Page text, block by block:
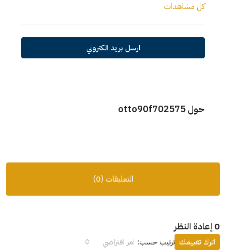
كل مشاهدات
ارسل بريد الكتروني
حول otto90f702575
التعليقات (0)
0 إعادة النظر
ترتيب حسب: امر افتراضي اترك تقييمك